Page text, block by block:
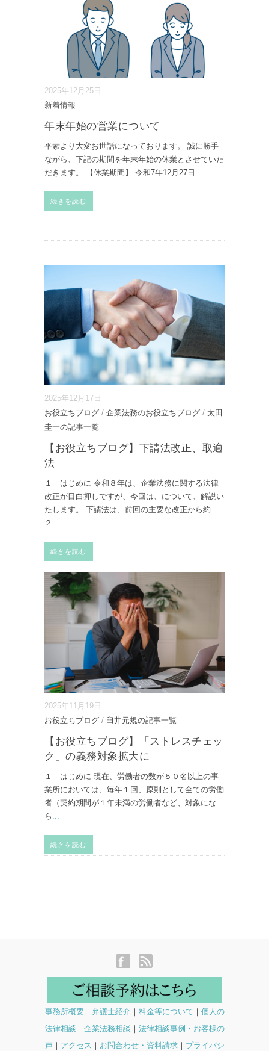
2025年12月25日
新着情報
年末年始の営業について
平素より大変お世話になっております。 誠に勝手
ながら、下記の期間を年末年始の休業とさせていた
だきます。 【休業期間】 令和7年12月27日 ...
続きを読む
2025年12月17日
お役立ちブログ / 企業法務のお役立ちブログ / 太田
圭一の記事一覧
【お役立ちブログ】下請法改正、取適
法
１ はじめに 令和８年は、企業法務に関する法律
改正が目白押しですが、今回は、について、解説い
たします。 下請法は、前回の主要な改正から約
２ ...
続きを読む
2025年11月19日
お役立ちブログ / 臼井元規の記事一覧
【お役立ちブログ】「ストレスチェッ
ク」の義務対象拡大に
１ はじめに 現在、労働者の数が５０名以上の事
業所においては、毎年１回、原則として全ての労働
者（契約期間が１年未満の労働者など、対象にな
ら ...
続きを読む
事務所概要｜ 弁護士紹介 ｜ 料金等について ｜ 個人の
法律相談 ｜ 企業法務相談 ｜ 法律相談事例・お客様の
声｜ アクセス ｜ お問合わせ・資料請求｜ プライバシ